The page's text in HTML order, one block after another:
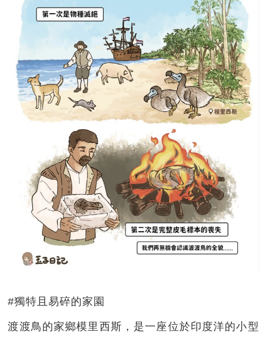
#獨特且易碎的家園
渡渡鳥的家鄉模里西斯，是一座位於印度洋的小型